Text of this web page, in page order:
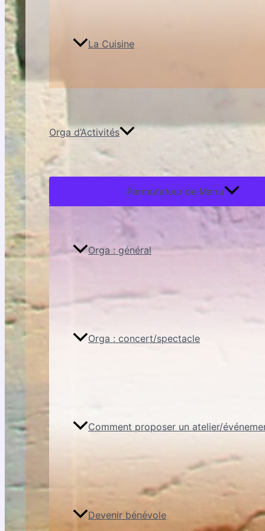
La Cuisine
Orga d’Activités
Permutateur de Menu
Orga : général
Orga : concert/spectacle
Comment proposer un atelier/
Devenir bénévole